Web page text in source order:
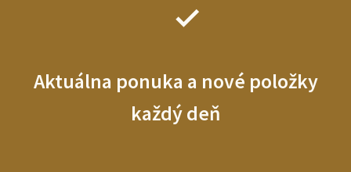
Aktuálna ponuka a nové položky
každý deň